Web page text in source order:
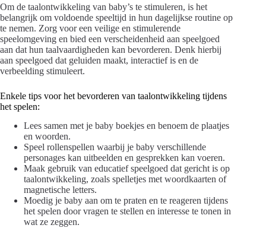
Om de taalontwikkeling van baby’s te stimuleren, is het
belangrijk om voldoende speeltijd in hun dagelijkse routine op
te nemen. Zorg voor een veilige en stimulerende
speelomgeving en bied een verscheidenheid aan speelgoed
aan dat hun taalvaardigheden kan bevorderen. Denk hierbij
aan speelgoed dat geluiden maakt, interactief is en de
verbeelding stimuleert.
Enkele tips voor het bevorderen van taalontwikkeling tijdens
het spelen:
Lees samen met je baby boekjes en benoem de plaatjes
en woorden.
Speel rollenspellen waarbij je baby verschillende
personages kan uitbeelden en gesprekken kan voeren.
Maak gebruik van educatief speelgoed dat gericht is op
taalontwikkeling, zoals spelletjes met woordkaarten of
magnetische letters.
Moedig je baby aan om te praten en te reageren tijdens
het spelen door vragen te stellen en interesse te tonen in
wat ze zeggen.